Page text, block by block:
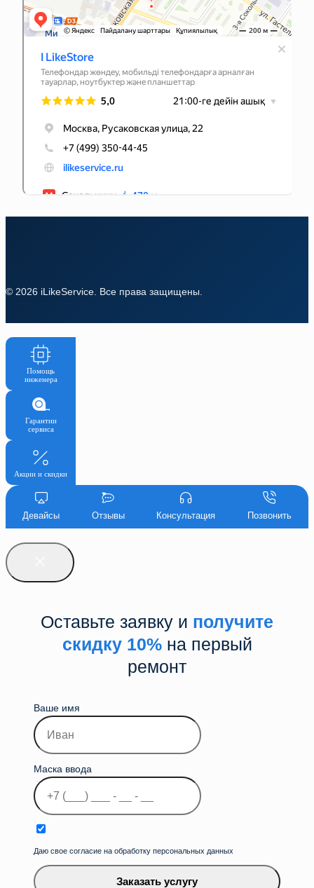
© 2026 iLikeService. Все права защищены.
Помощь
инженера
Гарантии
сервиса
Акции и скидки
Девайсы Отзывы Консультация Позвонить
Оставьте заявку и получите
скидку 10%на первый
ремонт
Ваше имя
Маска ввода
Даю свое согласие на обработку персональных данных
Заказать услугу